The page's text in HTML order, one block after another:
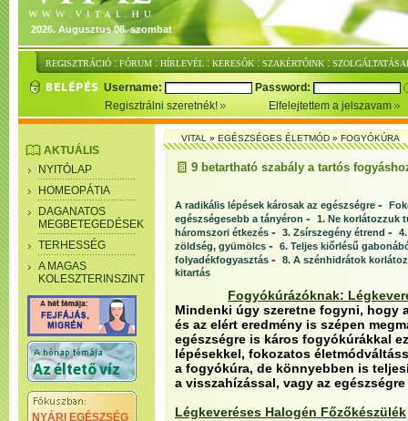
2026. Augusztus 08. szombat
REGISZTRÁCIÓ : FÓRUM : HÍRLEVÉL : KERESŐK : SZAKÉRTŐINK :
Username:
Password:
Regisztrálni szeretnék!
Elfelejtettem a jelszavam
AKTUÁLIS
NYITÓLAP
HOMEOPÁTIA
DAGANATOS
MEGBETEGEDÉSEK
TERHESSÉG
A MAGAS
KOLESZTERINSZINT
NYÁRI EGÉSZSÉG
VITAL»EGÉSZSÉGES ÉLETMÓD»FOGYÓKÚRA
9 betartható szabály a tartós
A radikális lépések károsak az egészségre -
egészségesebb a tányéron - 1. Ne korlátozzuk
háromszori étkezés - 3. Zsírszegény étrend -
zöldség, gyümölcs - 6. Teljes kiőrlésű
folyadékfogyasztás - 8. A szénhidrátok
kitartás
Fogyókúrázóknak:
Mindenki úgy szeretne fogyni, hogy
és az elért eredmény is szépen
egészségre is káros fogyókúrákkal
lépésekkel, fokozatos
a fogyókúra, de könnyebben is
a visszahízással, vagy az
Légkeveréses Halogén Főzőkészülék